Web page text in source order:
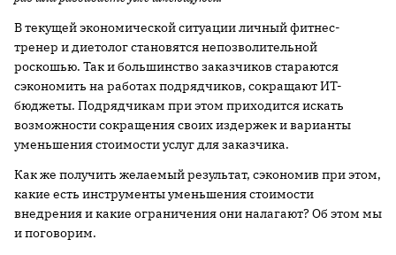
В текущей экономической ситуации личный фитнес-
тренер и диетолог становятся непозволительной
роскошью. Так и большинство заказчиков стараются
сэкономить на работах подрядчиков, сокращают ИТ-
бюджеты. Подрядчикам при этом приходится искать
возможности сокращения своих издержек и варианты
уменьшения стоимости услуг для заказчика.
Как же получить желаемый результат, сэкономив при этом,
какие есть инструменты уменьшения стоимости
внедрения и какие ограничения они налагают? Об этом мы
и поговорим.